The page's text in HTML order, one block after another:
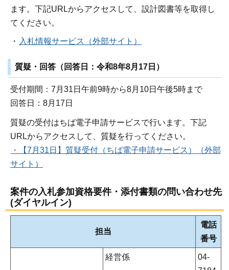
ます。下記URLからアクセスして、設計図書等を取得し
てください。
・ 入札情報サービス（外部サイト）
質疑・回答（回答日：令和8年8月17日）
受付期間：7月31日午前9時から8月10日午後5時まで
回答日：8月17日
質疑の受付はちば電子申請サービスで行います。下記
URLからアクセスして、質疑を行ってください。
・【7月31日】質疑受付（ちば電子申請サービス）（外部
サイト）
案件の入札参加資格要件・添付書類の問い合わせ先
(ダイヤルイン)
担当
電話
番号
経営係
04-